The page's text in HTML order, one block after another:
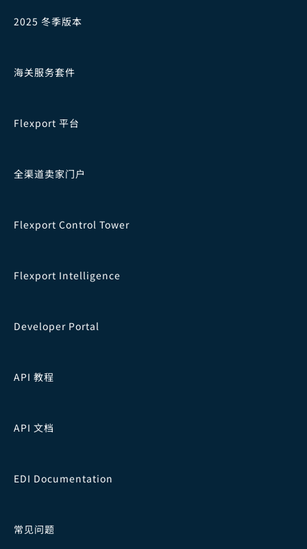
2025 冬季版本
海关服务套件
Flexport 平台
全渠道卖家门户
Flexport Control Tower
Flexport Intelligence
Developer Portal
API 教程
API 文档
EDI Documentation
常见问题